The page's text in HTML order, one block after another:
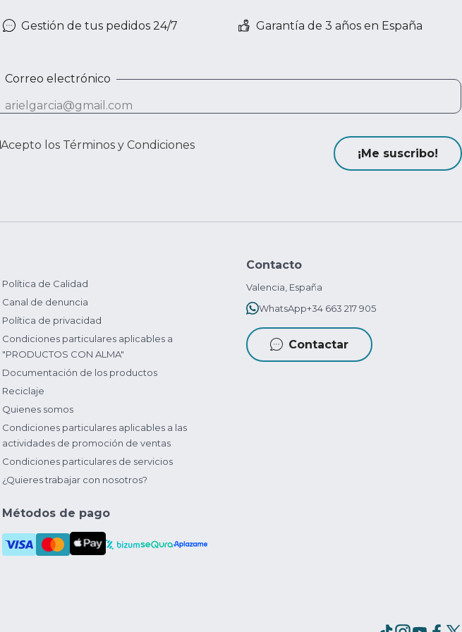
Gestión de tus pedidos 24/7 Garantía de 3 años en España
Correo electrónico
Acepto los Términos y Condiciones
¡Me suscribo!
Política de Calidad
Canal de denuncia
Política de privacidad
Condiciones particulares aplicables a
"PRODUCTOS CON ALMA"
Documentación de los productos
Reciclaje
Quienes somos
Condiciones particulares aplicables a las
actividades de promoción de ventas
Condiciones particulares de servicios
¿Quieres trabajar con nosotros?
Métodos de pago
Contacto
Valencia, España
WhatsApp+34 663 217 905
Contactar